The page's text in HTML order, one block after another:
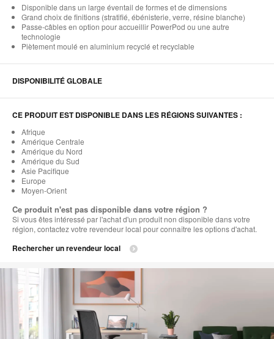
Disponible dans un large éventail de formes et de dimensions
Grand choix de finitions (stratifié, ébénisterie, verre, résine blanche)
Passe-câbles en option pour accueillir PowerPod ou une autre
technologie
Piètement moulé en aluminium recyclé et recyclable
DISPONIBILITÉ GLOBALE
CE PRODUIT EST DISPONIBLE DANS LES RÉGIONS SUIVANTES :
Afrique
Amérique Centrale
Amérique du Nord
Amérique du Sud
Asie Pacifique
Europe
Moyen-Orient
Ce produit n'est pas disponible dans votre région ?
Si vous êtes intéressé par l'achat d'un produit non disponible dans votre
région, contactez votre revendeur local pour connaître les options d'achat.
Rechercher un revendeur local